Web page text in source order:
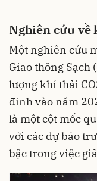
Nghiên cứu về
Một nghiên cứu
Giao thông Sạch
lượng khí thải
đỉnh vào năm
là một cột mốc
với các dự báo
bậc trong việc